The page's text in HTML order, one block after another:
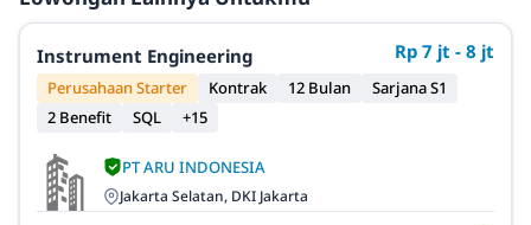
Instrument Engineering Rp 7 jt - 8 jt
Perusahaan Starter Kontrak 12 Bulan
Sarjana S1
2 Benefit
SQL +15
PT ARU INDONESIA
Jakarta Selatan, DKI Jakarta